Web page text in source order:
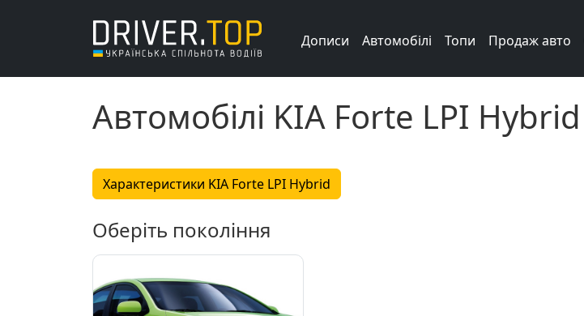
Дописи Автомобілі Топи Продаж авто
Автомобілі KIA Forte LPI Hybrid
Характеристики KIA Forte LPI Hybrid
Оберіть покоління